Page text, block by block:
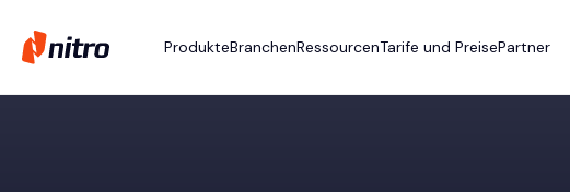
ProdukteBranchenRessourcenTarife und PreisePartner